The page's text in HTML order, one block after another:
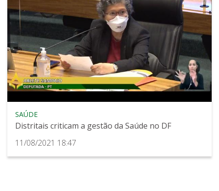
SAÚDE
Distritais criticam a gestão da Saúde no DF
11/08/2021 18:47